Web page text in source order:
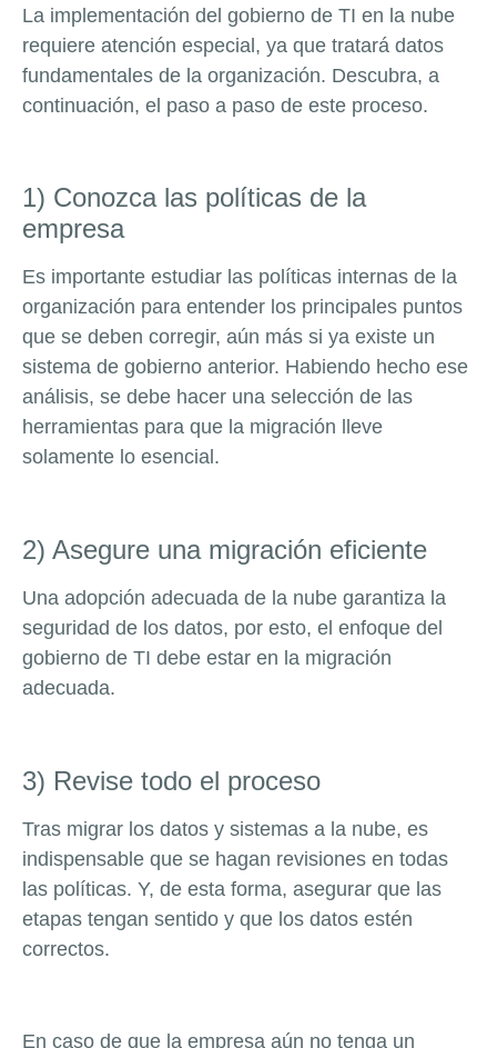
La implementación del gobierno de TI en la nube
requiere atención especial, ya que tratará datos
fundamentales de la organización. Descubra, a
continuación, el paso a paso de este proceso.
1) Conozca las políticas de la
empresa
Es importante estudiar las políticas internas de la
organización para entender los principales puntos
que se deben corregir, aún más si ya existe un
sistema de gobierno anterior. Habiendo hecho ese
análisis, se debe hacer una selección de las
herramientas para que la migración lleve
solamente lo esencial.
2) Asegure una migración eficiente
Una adopción adecuada de la nube garantiza la
seguridad de los datos, por esto, el enfoque del
gobierno de TI debe estar en la migración
adecuada.
3) Revise todo el proceso
Tras migrar los datos y sistemas a la nube, es
indispensable que se hagan revisiones en todas
las políticas. Y, de esta forma, asegurar que las
etapas tengan sentido y que los datos estén
correctos.
En caso de que la empresa aún no tenga un